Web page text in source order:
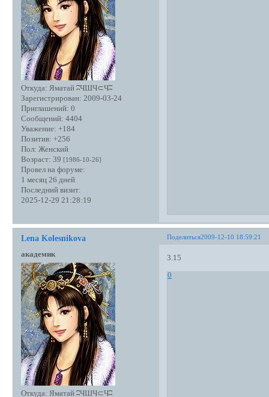
Откуда: Яматай ʭЧШЧ⊂Чʭ
Зарегистрирован: 2009-03-24
Приглашений: 0
Сообщений: 4404
Уважение: +184
Позитив: +256
Пол: Женский
Возраст: 39 [1986-10-26]
Провел на форуме:
1 месяц 26 дней
Последний визит:
2025-12-29 21:28:19
Поделиться2009-12-10 18:59:21
Lena Kolesnikova
академик
Откуда: Яматай ʭЧШЧ⊂Чʭ
3.15
0